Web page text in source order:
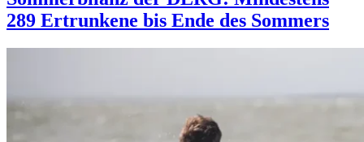
289 Ertrunkene bis Ende des Sommers